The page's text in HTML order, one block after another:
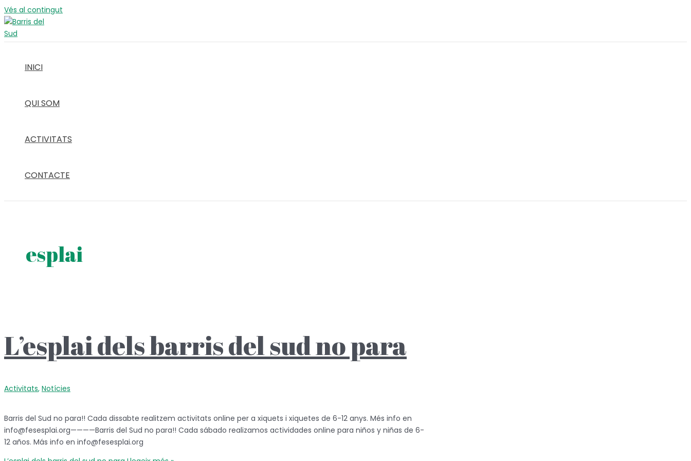
Vés al contingut
INICI
QUI SOM
ACTIVITATS
CONTACTE
esplai
L’esplai dels barris del sud no para
Activitats, Notícies
Barris del Sud no para!! Cada dissabte realitzem activitats online per a xiquets i xiquetes de 6-12 anys. Més info en
info@fesesplai.org————Barris del Sud no para!! Cada sábado realizamos actividades online para niños y niñas de 6-
12 años. Más info en info@fesesplai.org